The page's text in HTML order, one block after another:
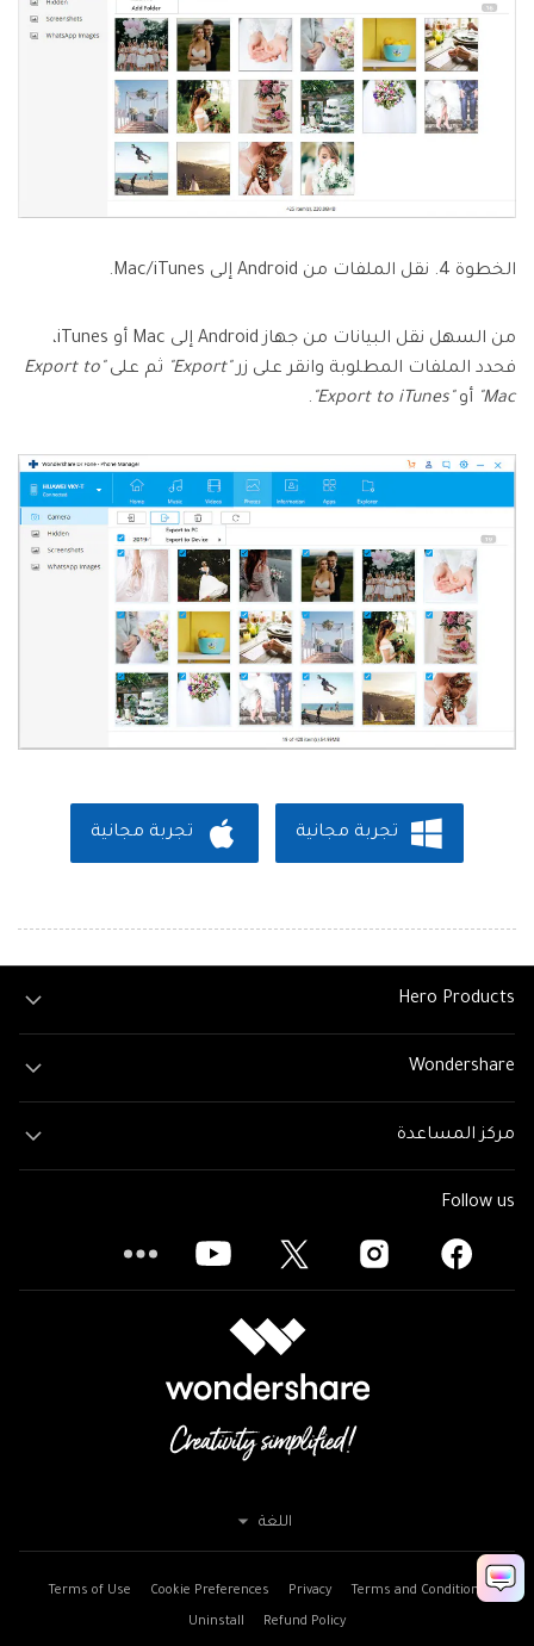
الخطوة 4. نقل الملفات من Android إلى Mac/iTunes.
من السهل نقل البيانات من جهاز Android إلى Mac أو iTunes،
فحدد الملفات المطلوبة وانقر على زر "Export" ثم على "Export to
Mac"
أو .
تجربة مجانية تجربة مجانية
Hero Products
Wondershare
مركز المساعدة
Follow us
Terms and Conditions
Privacy
Cookie Preferences
Terms of Use
Refund Policy
Uninstall
اللغة